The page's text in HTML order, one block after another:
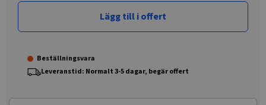
Lägg till i offert
Beställningsvara
Leveranstid: Normalt 3-5 dagar, begär offert